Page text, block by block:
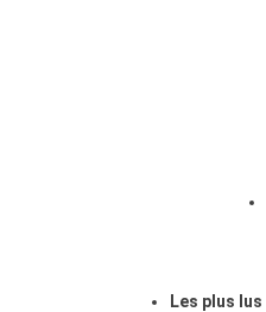
Les plus lus